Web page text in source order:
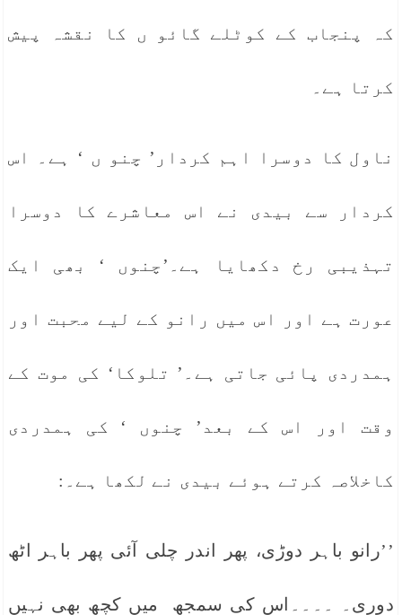
کہ پنجاب کے کوٹلے گائو ں کا نقشہ پیش
کرتا ہے۔
ناول کا دوسرا اہم کردار’ چنو ں ‘ ہے۔ اس
کردار سے بیدی نے اس معاشرے کا دوسرا
تہذیبی رخ دکھایا ہے۔’چنوں ‘ بھی ایک
عورت ہے اور اس میں رانو کے لیے محبت اور
ہمدردی پائی جاتی ہے۔’ تلوکا‘ کی موت کے
وقت اور اس کے بعد’ چنوں ‘ کی ہمدردی
کاخلاصہ کرتے ہوئے بیدی نے لکھا ہے۔:
’’رانو باہر دوڑی، پھر اندر چلی آئی پھر باہر اٹھ
دوری۔ ۔۔۔۔اس کی سمجھ میں کچھ بھی نہیں